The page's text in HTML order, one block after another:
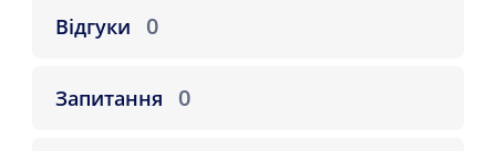
Відгуки 0
Запитання 0